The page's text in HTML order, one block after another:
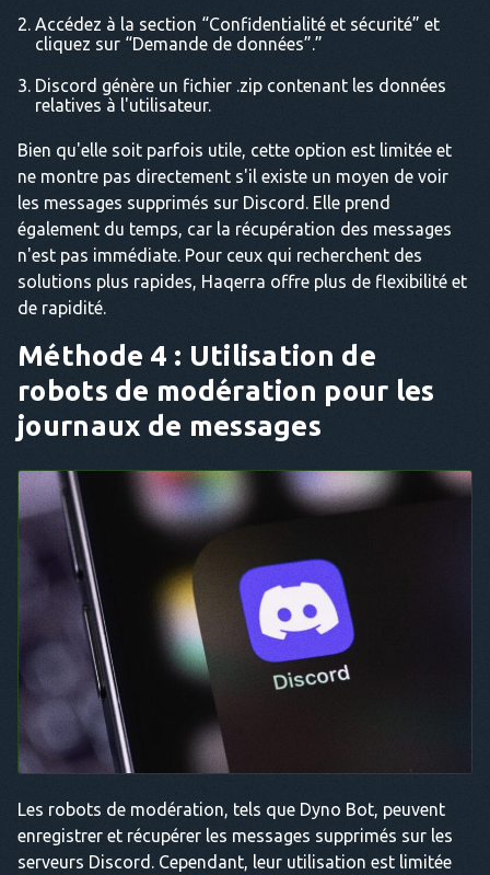
Accédez à la section “Confidentialité et sécurité” et
cliquez sur “Demande de données”.”
Discord génère un fichier .zip contenant les données
relatives à l'utilisateur.
Bien qu'elle soit parfois utile, cette option est limitée et
ne montre pas directement s'il existe un moyen de voir
les messages supprimés sur Discord. Elle prend
également du temps, car la récupération des messages
n'est pas immédiate. Pour ceux qui recherchent des
solutions plus rapides, Haqerra offre plus de flexibilité et
de rapidité.
Méthode 4 : Utilisation de
robots de modération pour les
journaux de messages
Les robots de modération, tels que Dyno Bot, peuvent
enregistrer et récupérer les messages supprimés sur les
serveurs Discord. Cependant, leur utilisation est limitée